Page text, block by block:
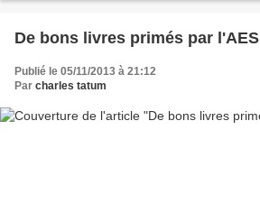
De bons livres primés par l'AES
Publié le 05/11/2013 à 21:12
Par charles tatum